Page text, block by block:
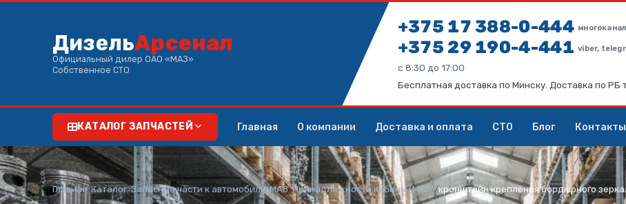
ДизельАрсенал
Официальный дилер ОАО «МАЗ»
Собственное СТО
+375 17 388-0-444
+375 29 190-4-441viber,
с 8:30 до 17:00
Бесплатная доставка по Минску. Доставка по РБ
КАТАЛОГ ЗАПЧАСТЕЙ Главная О компании Доставка и оплата СТО Блог Контакты
Главная/Каталог/Запасные части к автомобилю МАЗ/Принадлежности кабины (МАЗ)/кронштейн крепления бордюрного